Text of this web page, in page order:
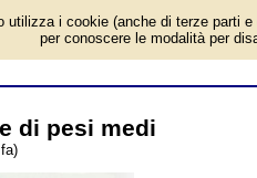
Evento avvenuto 59 anni fa. Il
radio anziché in TV. A seguire
di pesi medi
utilizza i cookie (anche di terze parti
per conoscere le modalità per